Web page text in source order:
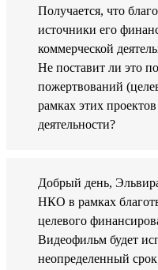
Получается, что
источники его
коммерческой
Не поставит ли это
пожертвований
рамках этих
деятельности?
Добрый день,
НКО в рамках
целевого
Видеофильм будет
неопределенный